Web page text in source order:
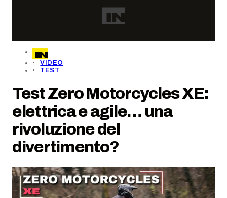
VIDEO
TEST
Test Zero Motorcycles XE:
elettrica e agile… una
rivoluzione del
divertimento?